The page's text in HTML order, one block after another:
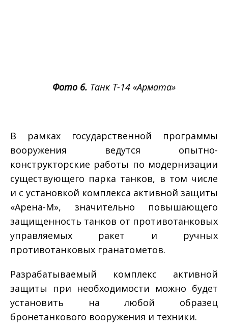
Фото 6. Танк Т-14 «Армата»
В рамках государственной программы
вооружения ведутся опытно-
конструкторские работы по модернизации
существующего парка танков, в том числе
и с установкой комплекса активной защиты
«Арена-М», значительно повышающего
защищенность танков от противотанковых
управляемых ракет и ручных
противотанковых гранатометов.
Разрабатываемый комплекс активной
защиты при необходимости можно будет
установить на любой образец
бронетанкового вооружения и техники.